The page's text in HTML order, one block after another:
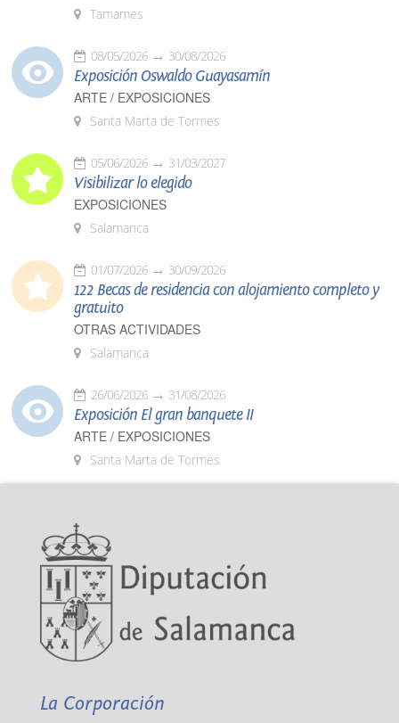
Tamames
08/05/2026 30/08/2026
Exposición Oswaldo Guayasamín
ARTE / EXPOSICIONES
Santa Marta de Tormes
05/06/2026 31/03/2027
Visibilizar lo elegido
EXPOSICIONES
Salamanca
01/07/2026 30/09/2026
122 Becas de residencia con alojamiento completo y
gratuito
OTRAS ACTIVIDADES
Salamanca
26/06/2026 31/08/2026
Exposición El gran banquete II
ARTE / EXPOSICIONES
Santa Marta de Tormes
La Corporación